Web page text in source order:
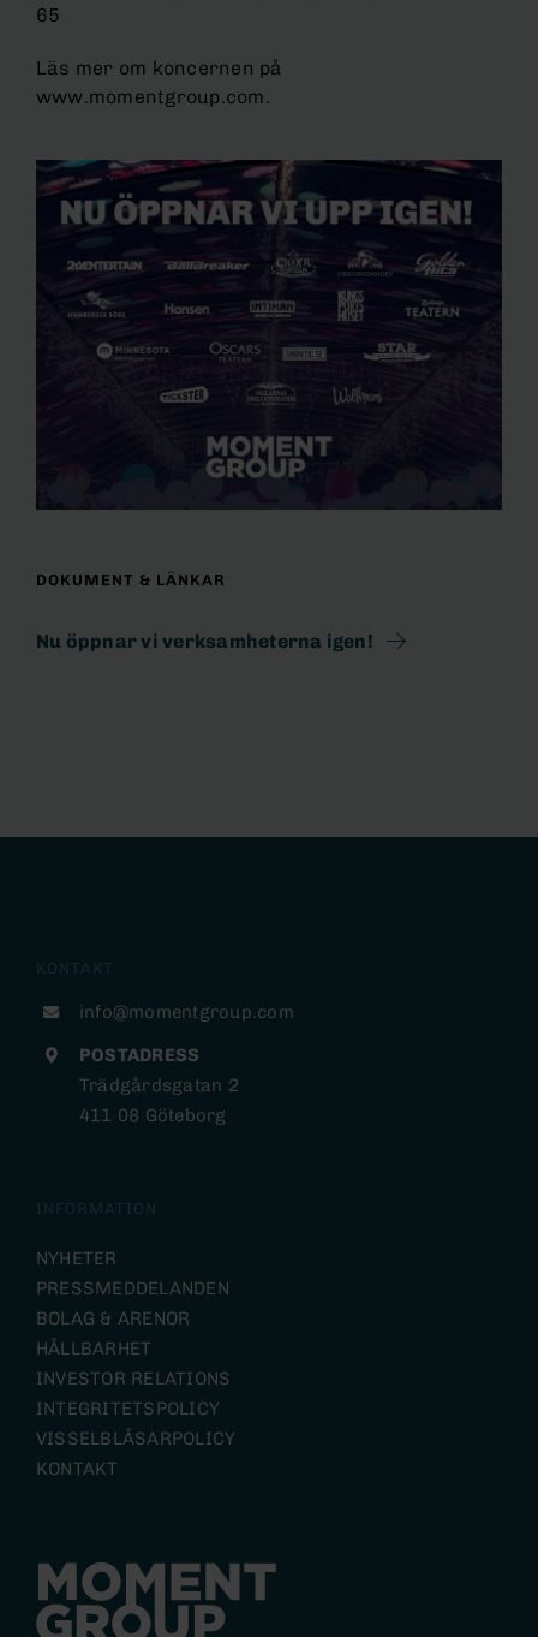
65
Läs mer om koncernen på
www.momentgroup.com.
DOKUMENT & LÄNKAR
Nu öppnar vi verksamheterna igen!
NYHETER
PRESSMEDDELANDEN
BOLAG & ARENOR
HÅLLBARHET
INVESTOR RELATIONS
INTEGRITETSPOLICY
VISSELBLÅSARPOLICY
KONTAKT
info@momentgroup.com
POSTADRESS
Trädgårdsgatan 2
411 08 Göteborg